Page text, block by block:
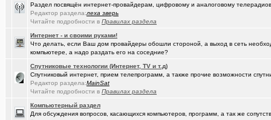
Кто такой человек?(kinslayer)
Фото форумчан(елочник)
Старости Омска.(Молодец.) +159
Мьюинг за 3 минуты(tramov)
Красивая одежда для худеньких девушек (размер 40-42)
Забор из профнастила, как правильно?
Раздел посвящён интернет-провайдерам, цифровому и аналоговому
Редактор раздела:леха зверь
Читайте подробности в Правилах раздела
Интернет - и своими руками!
Что делать, если Ваш дом провайдеры обошли стороной, а выход в сеть
компьютере, а надо раздать его на соседние?
Спутниковые технологии (Интернет, TV и т.д)
Спутниковый интернет, прием телепрограмм, а также прочие возможности
Редактор раздела:MainSat
Читайте подробности в Правилах раздела
Компьютерный раздел
Для обсуждения вопросов, касающихся компьютеров, программ, а так же